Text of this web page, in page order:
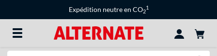
Expédition neutre en CO2
1